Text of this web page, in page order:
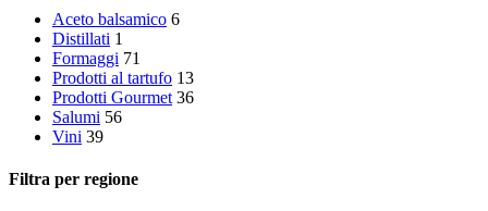
Aceto balsamico 6
Distillati 1
Formaggi 71
Prodotti al tartufo 13
Prodotti Gourmet 36
Salumi 56
Vini 39
Filtra per regione